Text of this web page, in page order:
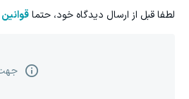
لطفا قبل از ارسال دیدگاه خود، حتما